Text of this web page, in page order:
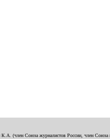
(член Союза журналистов России, член